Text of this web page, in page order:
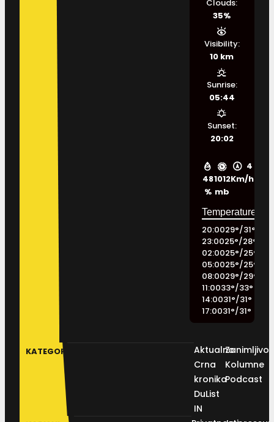
48
%
1012
mb
4
Km/h
Clouds:
35%
Visibility:
10 km
Sunrise:
05:44
Sunset:
20:02
20:0029°/31°
23:0025°/28°
02:0025°/25°
05:0025°/25°
08:0029°/29°
11:0033°/33°
14:0031°/31°
17:0031°/31°
KATEGORIJE
Aktualno
Crna
kronika
DuList
IN
Kolumne
Podcast